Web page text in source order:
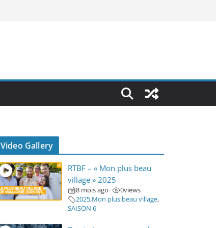
Video Gallery
RTBF – « Mon plus beau
village » 2025
8 mois ago • 0views
2025,Mon plus beau village,
SAISON 6